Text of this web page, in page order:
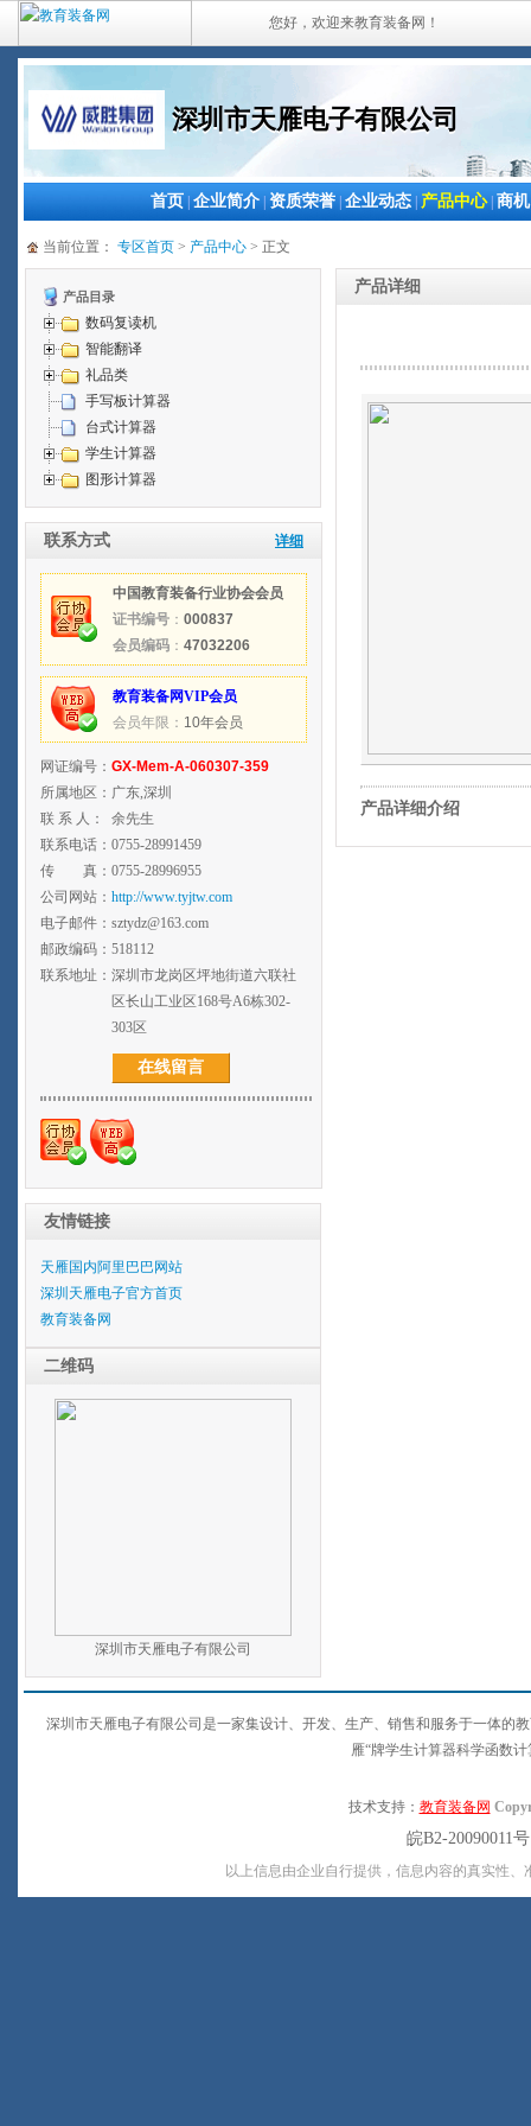
您好，欢迎来教育装备网！
深圳市天雁电子有限公司
首页 企业简介 资质荣誉 企业动态 产品中心| 商机
当前位置： 专区首页 > 产品中心 > 正文
产品目录
数码复读机
智能翻译
礼品类
手写板计算器
台式计算器
学生计算器
图形计算器
联系方式 详细
中国教育装备行业协会会员
证书编号 ： 000837
会员编码 ： 47032206
教育装备网VIP会员
会员年限： 10年会员
网证编号： GX-Mem-A-060307-359
所属地区： 广东,深圳
联 系 人：
余先生
联系电话： 0755-28991459
传 真： 0755-28996955
公司网站： http://www.tyjtw.com
电子邮件： sztydz@163.com
邮政编码： 518112
联系地址： 深圳市龙岗区坪地街道六联社
区长山工业区168号A6栋302-
303区
在线留言
友情链接
天雁国内阿里巴巴网站
深圳天雁电子官方首页
教育装备网
二维码
深圳市天雁电子有限公司
产品详细
产品详细介绍
深圳市天雁电子有限公司是一家集设计、开发、生产、销售和服务于一体的
雁“牌学生计算器科学函数
技术支持： 教育装备网
皖B2-20090011
以上信息由企业自行提供，信息内容的真实性